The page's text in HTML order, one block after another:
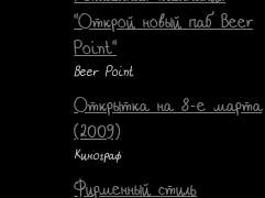
"Открой новый паб Beer
Point"
Beer Point
Открытка на 8-е марта
(2009)
Кинограф
Фирменный стиль